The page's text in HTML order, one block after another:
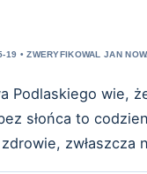
• ZWERYFIKOWAL JAN
Podlaskiego wie,
słońca to